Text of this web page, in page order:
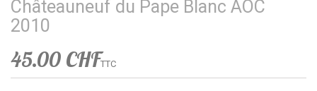
Châteauneuf du Pape Blanc AOC
2010
45.00 CHFTTC